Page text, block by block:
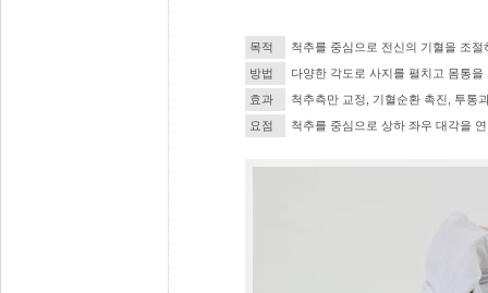
목적
척추를 중심으로 전신의 기혈을 조
방법
다양한 각도로 사지를 펼치고 몸통
효과
척추측만 교정, 기혈순환 촉진, 투통
요점
척추를 중심으로 상하 좌우 대각을